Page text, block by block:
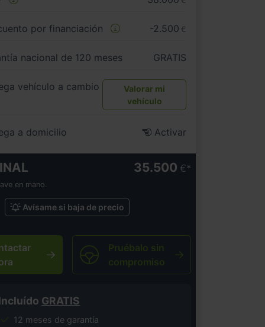
por financiación -2.500 €
nacional de 120 meses GRATIS
vehículo a cambio
Valorar mi
vehículo
a domicilio Activar
35.500 €
en mano.
Avísame si baja de precio
Pruébalo sin
compromiso
GRATIS
12 meses de garantía